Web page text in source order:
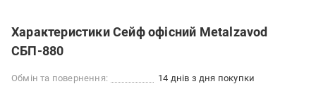
Характеристики Сейф офісний Metalzavod
CБП-880
Обмін та повернення: 14 днів з дня покупки